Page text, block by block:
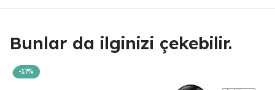
Bunlar da ilginizi çekebilir.
-17%